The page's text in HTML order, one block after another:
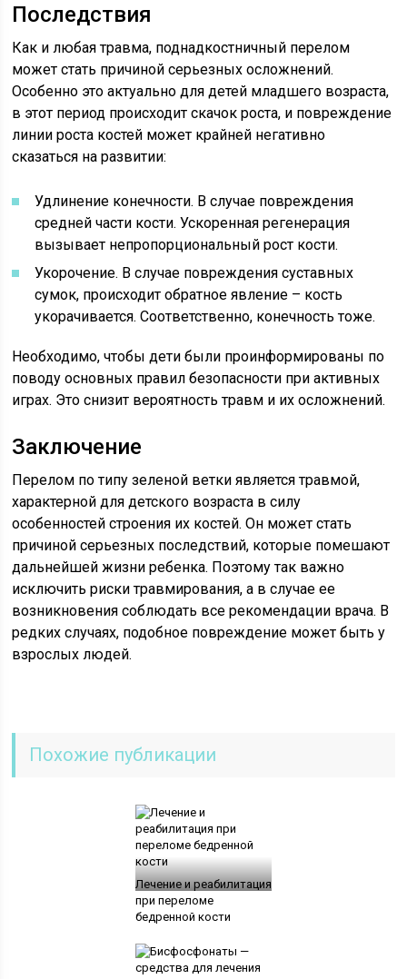
Последствия
Как и любая травма, поднадкостничный перелом
может стать причиной серьезных осложнений.
Особенно это актуально для детей младшего возраста,
в этот период происходит скачок роста, и повреждение
линии роста костей может крайней негативно
сказаться на развитии:
Удлинение конечности. В случае повреждения
средней части кости. Ускоренная регенерация
вызывает непропорциональный рост кости.
Укорочение. В случае повреждения суставных
сумок, происходит обратное явление – кость
укорачивается. Соответственно, конечность тоже.
Необходимо, чтобы дети были проинформированы по
поводу основных правил безопасности при активных
играх. Это снизит вероятность травм и их осложнений.
Заключение
Перелом по типу зеленой ветки является травмой,
характерной для детского возраста в силу
особенностей строения их костей. Он может стать
причиной серьезных последствий, которые помешают
дальнейшей жизни ребенка. Поэтому так важно
исключить риски травмирования, а в случае ее
возникновения соблюдать все рекомендации врача. В
редких случаях, подобное повреждение может быть у
взрослых людей.
Похожие публикации
Лечение и реабилитация
при переломе
бедренной кости